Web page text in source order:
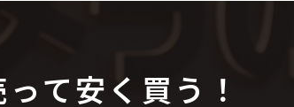
て安く買う！